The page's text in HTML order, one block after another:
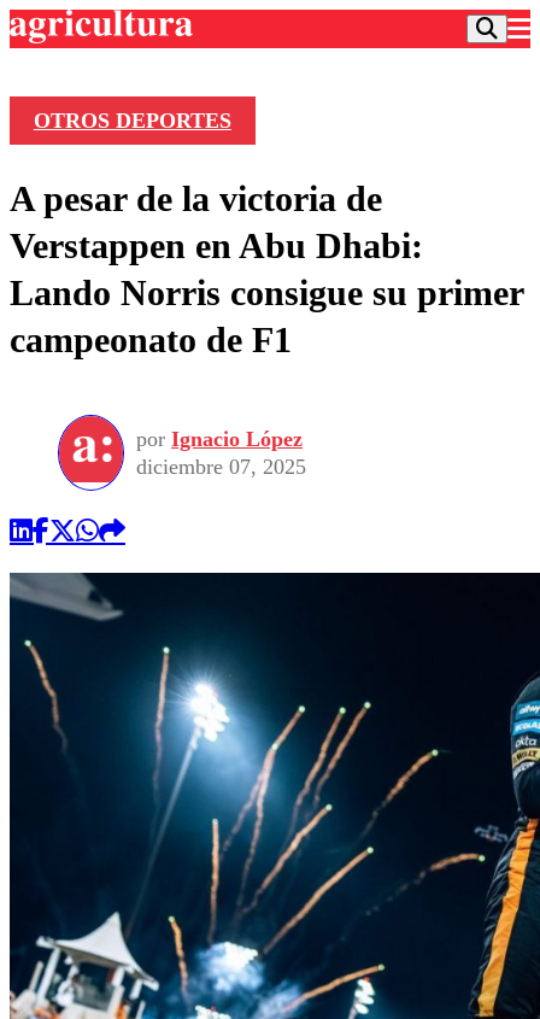
Frecuencias
Agricultura TV
Deportes
Colo Colo
Motor
Torneo Internacional
Torneo Nacional
Entretención
Noticias
Internacional
Nacional
Vida Social
Programas
Comercial
OTROS DEPORTES
A pesar de la victoria de
Verstappen en Abu Dhabi:
Lando Norris consigue su primer
campeonato de F1
por Ignacio López
diciembre 07, 2025